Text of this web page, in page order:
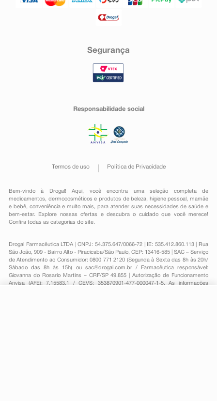
Segurança
Responsabilidade social
Termos de uso Política de Privacidade
Bem-vindo à Drogal! Aqui, você encontra uma seleção completa de
medicamentos , dermocosméticos e produtos de beleza, higiene pessoal ,mamãe
e bebê, conveniênciae muito mais, para atender suas necessidades de saúde e
bem-estar. Explore nossas ofertas e descubra o cuidado que você merece!
Confira todas as categorias do site.
Drogal Farmacêutica LTDA | CNPJ: 54.375.647/0066-72 | IE: 535.412.860.113 | Rua
São João, 909 - Bairro Alto - Piracicaba/São Paulo, CEP: 13416-585 | SAC – Serviço
de Atendimento ao Consumidor: 0800 771 2120 (Segunda à Sexta das 8h às 20h/
Sábado das 8h às 15h) ou sac@drogal.com.br/ Farmacêutica responsável:
Giovanna do Rosario Martins – CRF/SP 49.855 | Autorização de Funcionamento
Anvisa (AFE): 7.15583.1 / CEVS: 353870901-477-000047-1-5. As informações